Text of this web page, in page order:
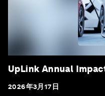
UpLink Annual
2026年3月17日